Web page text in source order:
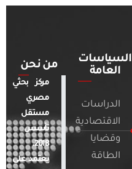
السياسات
العامة
الدراسات
الاقتصادية
وقضايا
الطاقة
من نحن
مركز بحثي
مصري
مستقل
تأسس
2018.
يعتمد على